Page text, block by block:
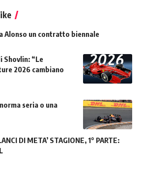
Alonso un contratto biennale
Shovlin: “Le
2026 cambiano
seria o una
DI META’ STAGIONE, 1° PARTE: